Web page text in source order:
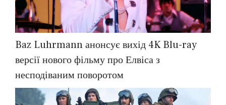
Baz Luhrmann анонсує вихід 4K Blu-ray
версії нового фільму про Елвіса з
несподіваним поворотом